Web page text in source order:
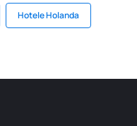
Hotele Holanda